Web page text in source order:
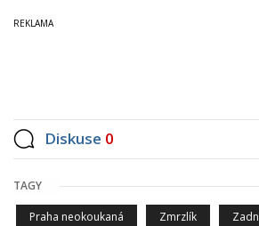
Diskuse 0
TAGY
Praha neokoukaná Zmrzlík